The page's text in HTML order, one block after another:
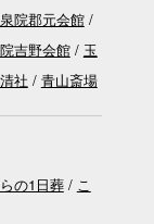
院郡元会館
吉野会館
玉
社 青山斎場
の1日葬
こ